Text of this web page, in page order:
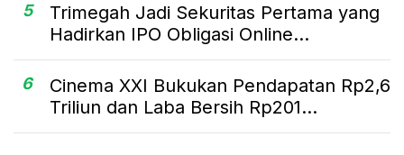
5
Trimegah Jadi Sekuritas Pertama yang
Hadirkan IPO Obligasi Online...
6
Cinema XXI Bukukan Pendapatan Rp2,6
Triliun dan Laba Bersih Rp201...